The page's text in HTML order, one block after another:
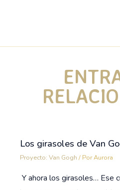
Los girasoles de Van
Proyecto: Van Gogh / PorAurora
Y ahora los girasoles… Ese